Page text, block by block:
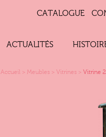
CATALOGUE
ACTUALITÉS
Accueil > Meubles > Vitrines > Vitrine